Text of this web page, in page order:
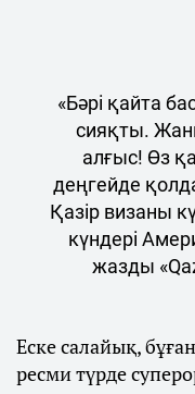
«Бәрі қайта
сияқты.
алғыс! Өз
деңгейде
Қазір визаны
күндері
жазды
Еске салайық,
ресми түрде